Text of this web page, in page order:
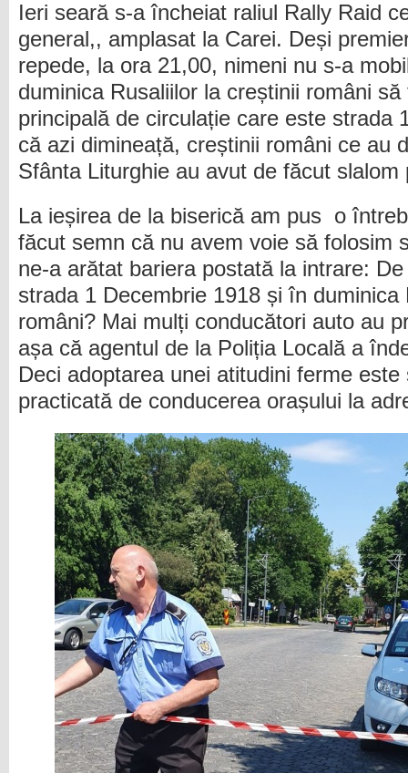
Ieri seară s-a încheiat raliul Rally Raid
general,, amplasat la Carei. Deși
repede, la ora 21,00, nimeni nu s-a
duminica Rusaliilor la creștinii români
principală de circulație care este strada
că azi dimineață, creștinii români ce au
Sfânta Liturghie au avut de făcut slalom
La ieșirea de la biserică am pus o
făcut semn că nu avem voie să folosim
ne-a arătat bariera postată la intrare:
strada 1 Decembrie 1918 și în duminica
români? Mai mulți conducători auto au
așa că agentul de la Poliția Locală a
Deci adoptarea unei atitudini ferme
practicată de conducerea orașului la